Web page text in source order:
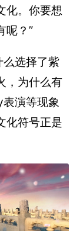
化。你要想
呢？”
么选择了紫
，为什么有
演等现象
化符号正是